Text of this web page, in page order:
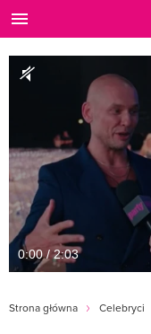
0:00 / 2:03
Strona główna Celebryci